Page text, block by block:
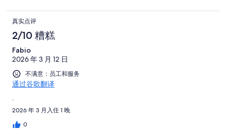
真实点评
2/10 糟糕
Fabio
2026 年 3 月 12 日
不满意：员工和服务
通过谷歌翻译
.
2026 年 3 月入住 1 晚
0